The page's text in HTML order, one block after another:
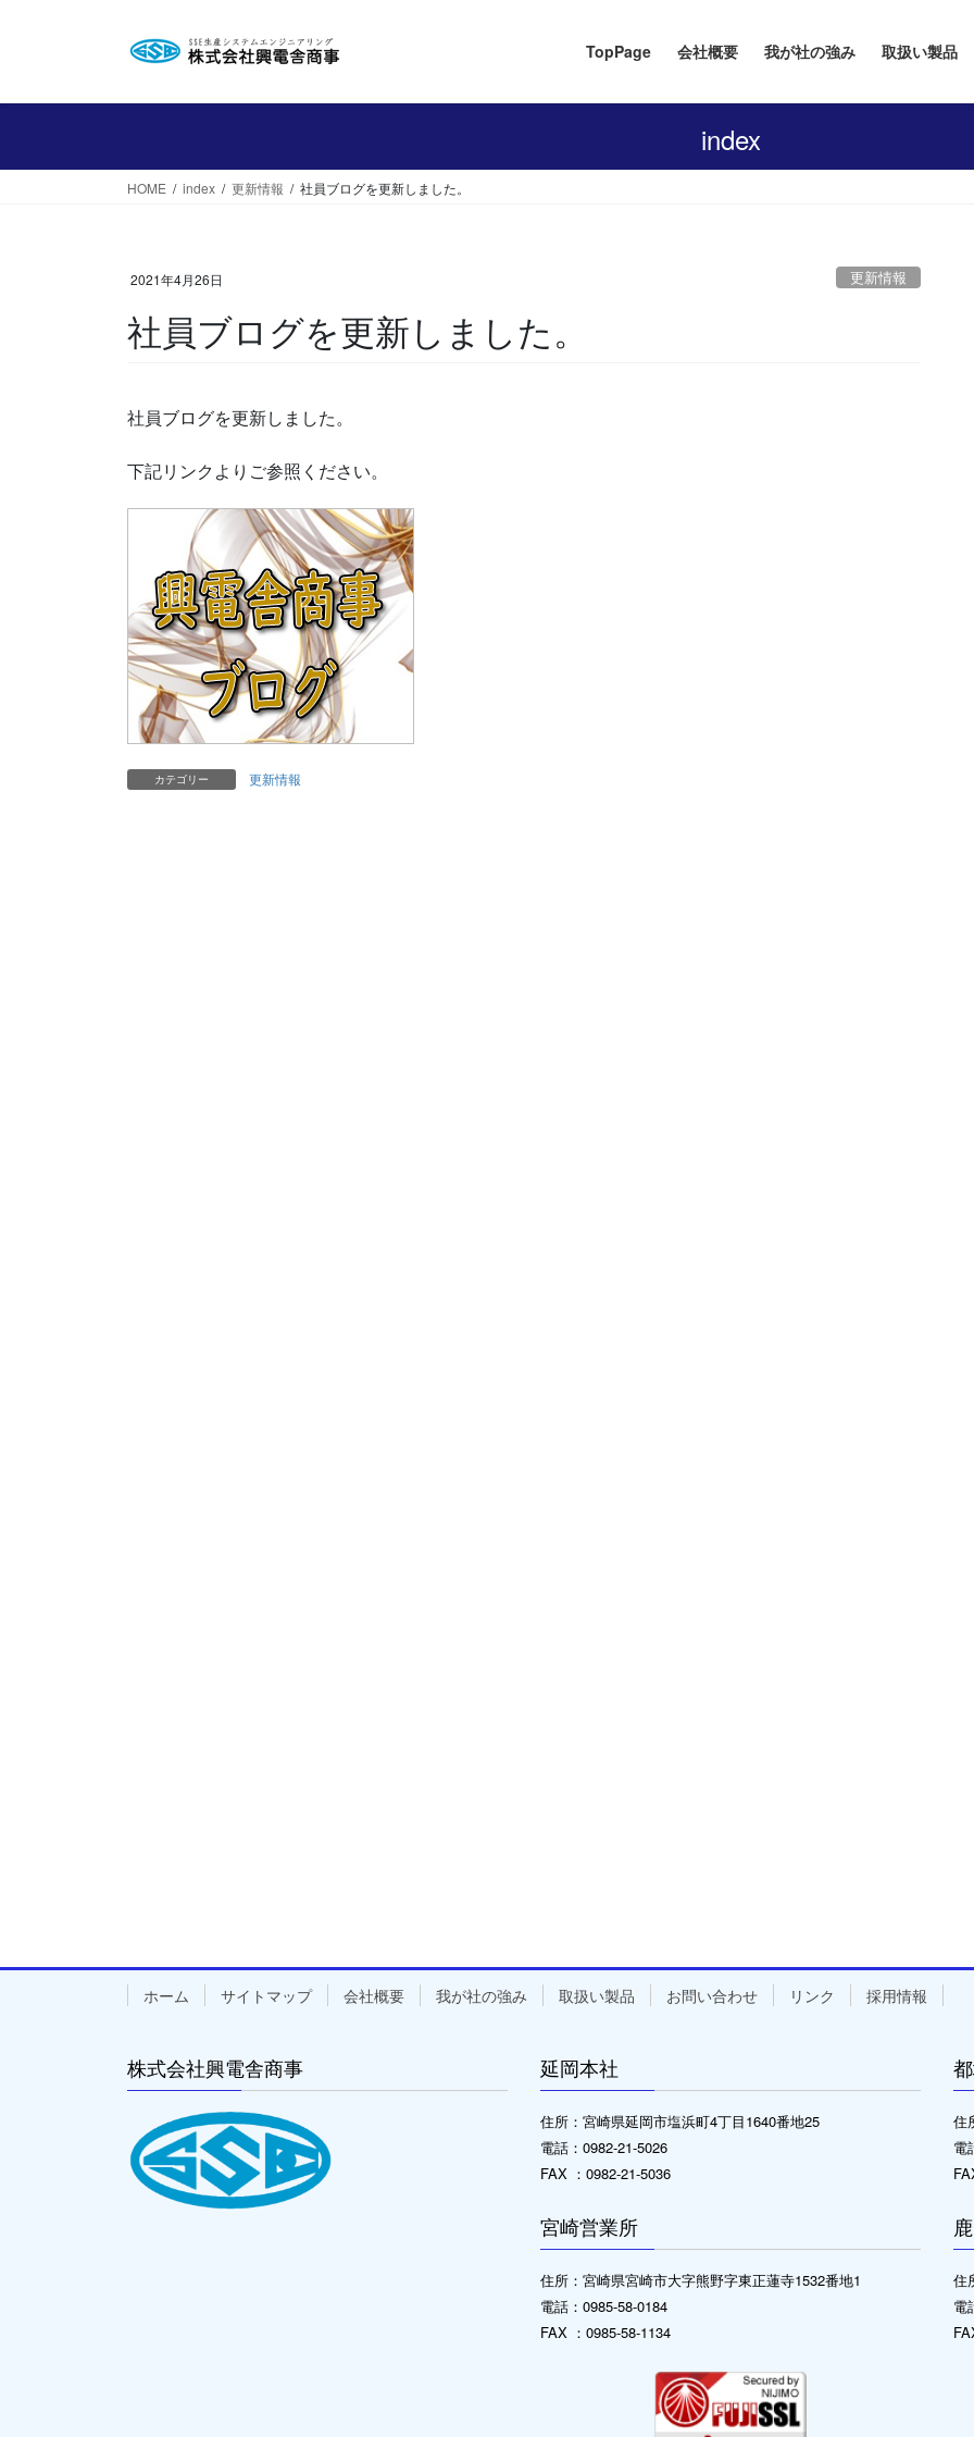
ス
ン
TopPage 会社概要 我が社の強み 取扱い製品
index
HOME index 更新情報 社員ブログを更新しました。
2021年4月26日 更新情報
社員ブログを更新しました。
社員ブログを更新しました。
下記リンクよりご参照ください。
カテゴリー 更新情報
ホーム サイトマップ 会社概要 我が社の強み 取扱い製品 お問い合わせ リンク 採用情報
株式会社興電舎商事 延岡本社
住所：宮崎県延岡市塩浜町4丁目1640番地25
電話：0982-21-5026
FAX ：0982-21-5036
宮崎営業所
住所：宮崎県宮崎市大字熊野字東正蓮寺1532番地1
電話：0985-58-0184
FAX ：0985-58-1134
住
電
住
電